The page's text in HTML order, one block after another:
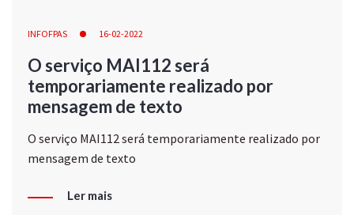
INFOFPAS 16-02-2022
O serviço MAI112 será
temporariamente realizado por
mensagem de texto
O serviço MAI112 será temporariamente realizado por
mensagem de texto
Ler mais